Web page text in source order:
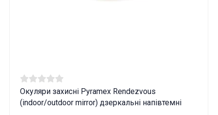
Окуляри захисні Pyramex Rendezvous
(indoor/outdoor mirror) дзеркальні напівтемні